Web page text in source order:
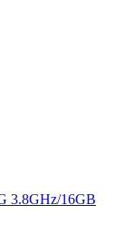
3.8GHz/16GB